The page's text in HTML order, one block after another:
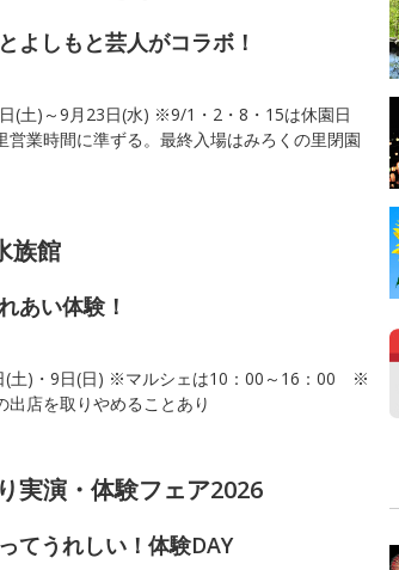
よしもと芸人がコラボ！
(土)～9月23日(水) ※9/1・2・8・15は休園日
業時間に準ずる。最終入場はみろくの里閉園
族館
あい体験！
(土)・9日(日) ※マルシェは10：00～16：00 ※
店を取りやめることあり
実演・体験フェア2026
てうれしい！体験DAY